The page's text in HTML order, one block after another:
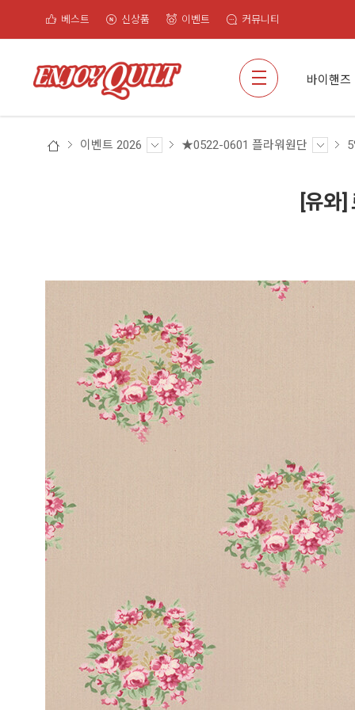
베스트 신상품 이벤트 커뮤니티
바이핸즈
이벤트 2026 ★0522-0601 플라워원단
[유와